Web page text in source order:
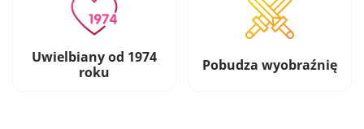
Uwielbiany od 1974
roku
Pobudza wyobraźnię